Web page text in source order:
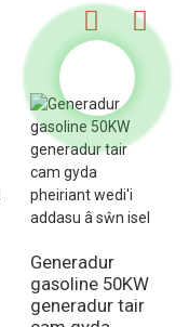
Generadur
gasoline 50KW
generadur tair